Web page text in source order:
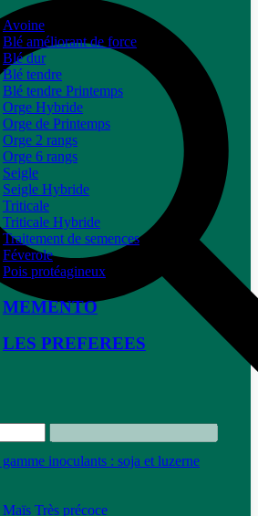
Avoine
Blé améliorant de force
Blé dur
Blé tendre
Blé tendre Printemps
Orge Hybride
Orge de Printemps
Orge 2 rangs
Orge 6 rangs
Seigle
Seigle Hybride
Triticale
Triticale Hybride
Traitement de semences
Féverole
Pois protéagineux
MEMENTO
LES PREFEREES
inoculants : soja et luzerne
Maïs Très précoce